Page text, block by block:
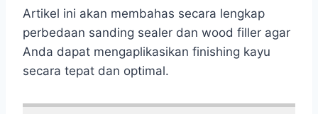
Artikel ini akan membahas secara lengkap
perbedaan sanding sealer dan wood filler agar
Anda dapat mengaplikasikan finishing kayu
secara tepat dan optimal.